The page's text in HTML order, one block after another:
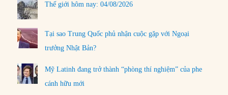
Thế giới hôm nay: 04/08/2026
Tại sao Trung Quốc phủ nhận cuộc gặp với Ngoại
trưởng Nhật Bản?
Mỹ Latinh đang trở thành “phòng thí nghiệm” của phe
cánh hữu mới